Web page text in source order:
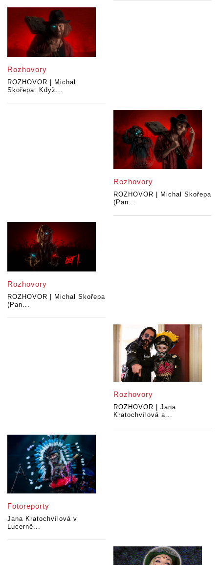
Rozhovory
ROZHOVOR | Michal
Skořepa: Když...
Rozhovory
ROZHOVOR | Michal Skořepa
(Pan...
Rozhovory
ROZHOVOR | Michal Skořepa
(Pan...
Rozhovory
ROZHOVOR | Jana
Kratochvílová a...
Fotoreporty
Jana Kratochvílová v
Lucerně...